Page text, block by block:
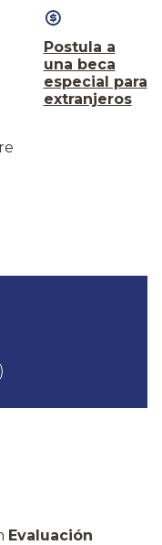
Postula a
una beca
especial para
extranjeros
Evaluación